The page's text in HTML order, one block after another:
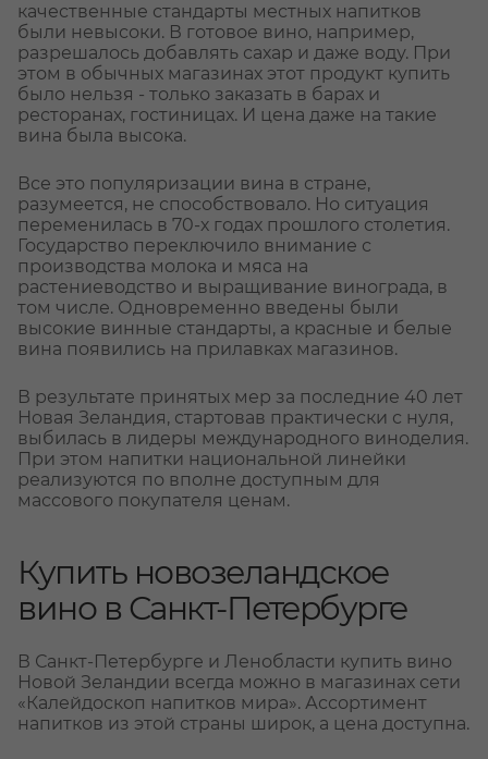
качественные стандарты местных напитков
были невысоки. В готовое вино, например,
разрешалось добавлять сахар и даже воду. При
этом в обычных магазинах этот продукт купить
было нельзя - только заказать в барах и
ресторанах, гостиницах. И цена даже на такие
вина была высока.
Все это популяризации вина в стране,
разумеется, не способствовало. Но ситуация
переменилась в 70-х годах прошлого столетия.
Государство переключило внимание с
производства молока и мяса на
растениеводство и выращивание винограда, в
том числе. Одновременно введены были
высокие винные стандарты, а красные и белые
вина появились на прилавках магазинов.
В результате принятых мер за последние 40 лет
Новая Зеландия, стартовав практически с нуля,
выбилась в лидеры международного виноделия.
При этом напитки национальной линейки
реализуются по вполне доступным для
массового покупателя ценам.
Купить новозеландское
вино в Санкт-Петербурге
В Санкт-Петербурге и Ленобласти купить вино
Новой Зеландии всегда можно в магазинах сети
«Калейдоскоп напитков мира». Ассортимент
напитков из этой страны широк, а цена доступна.